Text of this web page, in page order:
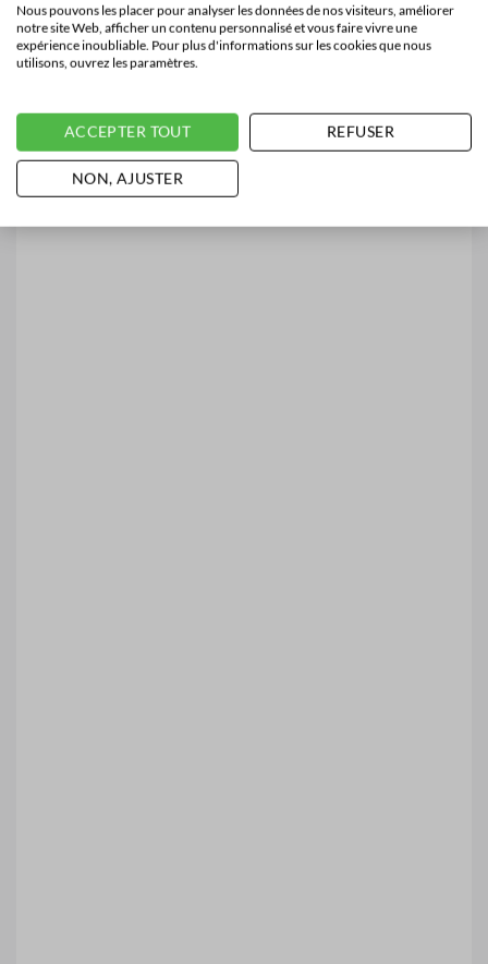
Nous pouvons les placer pour analyser les données de nos visiteurs, améliorer
notre site Web, afficher un contenu personnalisé et vous faire vivre une
expérience inoubliable. Pour plus d'informations sur les cookies que nous
utilisons, ouvrez les paramètres.
ACCEPTER TOUT REFUSER
NON, AJUSTER